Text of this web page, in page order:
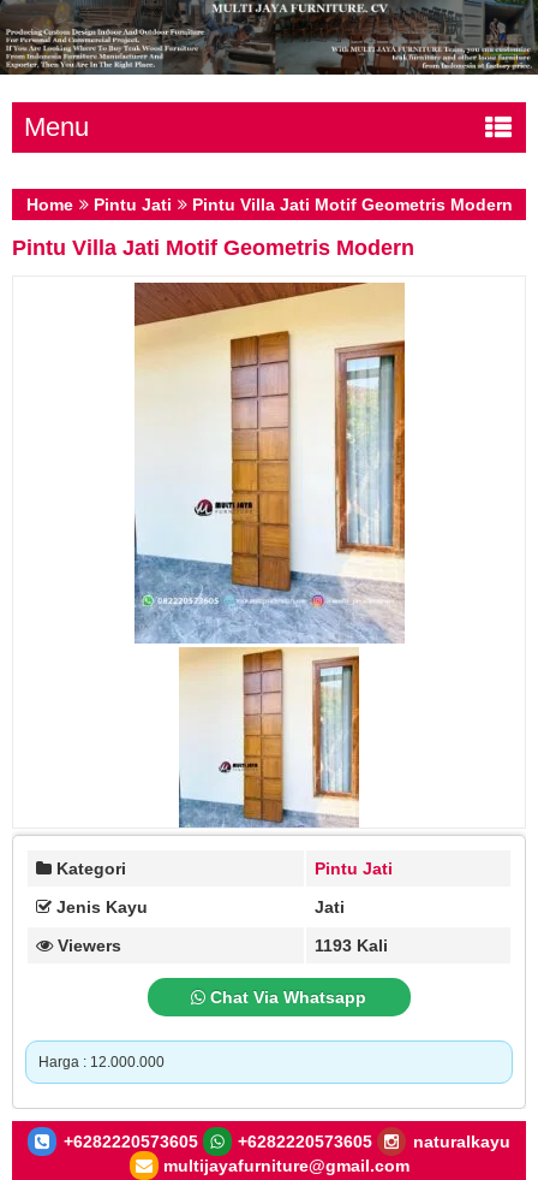
Menu
Home Pintu Jati Pintu Villa Jati Motif Geometris Modern
Pintu Villa Jati Motif Geometris Modern
Kategori
Pintu Jati
Jenis Kayu
Jati
Viewers
1193 Kali
Chat Via Whatsapp
Harga : 12.000.000
+6282220573605 +6282220573605
naturalkayu
multijayafurniture@gmail.com